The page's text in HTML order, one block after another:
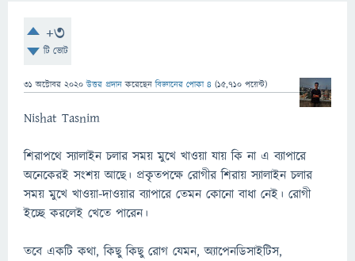
+3
টি ভোট
31 অক্টোবর 2020 উত্তর প্রদান করেছেনবিজ্ঞানের পোকা ৪ (15,710 পয়েন্ট)
Nishat Tasnim
শিরাপথে স্যালাইন চলার সময় মুখে খাওয়া যায় কি না এ ব্যাপারে
অনেকেরই সংশয় আছে। প্রকৃতপক্ষে রোগীর শিরায় স্যালাইন চলার
সময় মুখে খাওয়া-দাওয়ার ব্যাপারে তেমন কোনো বাধা নেই। রোগী
ইচ্ছে করলেই খেতে পারেন।
তবে একটি কথা, কিছু কিছু রোগ যেমন, অ্যাপেনডিসাইটিস,